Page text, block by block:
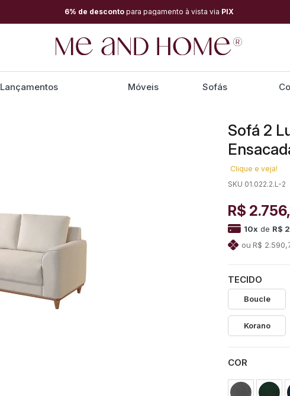
6% de desconto para pagamento à vista via PIX
Lançamentos Móveis Sofás
Sofá 2
Clique e veja!
SKU 01.022.2.L-2
R$
10x de R$
R$
TECIDO
Boucle
Korano
COR